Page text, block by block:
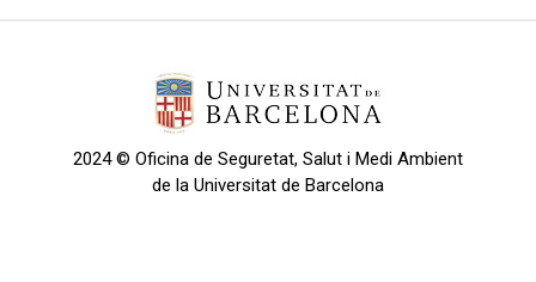
2024 © Oficina de Seguretat, Salut i Medi Ambient
de la Universitat de Barcelona